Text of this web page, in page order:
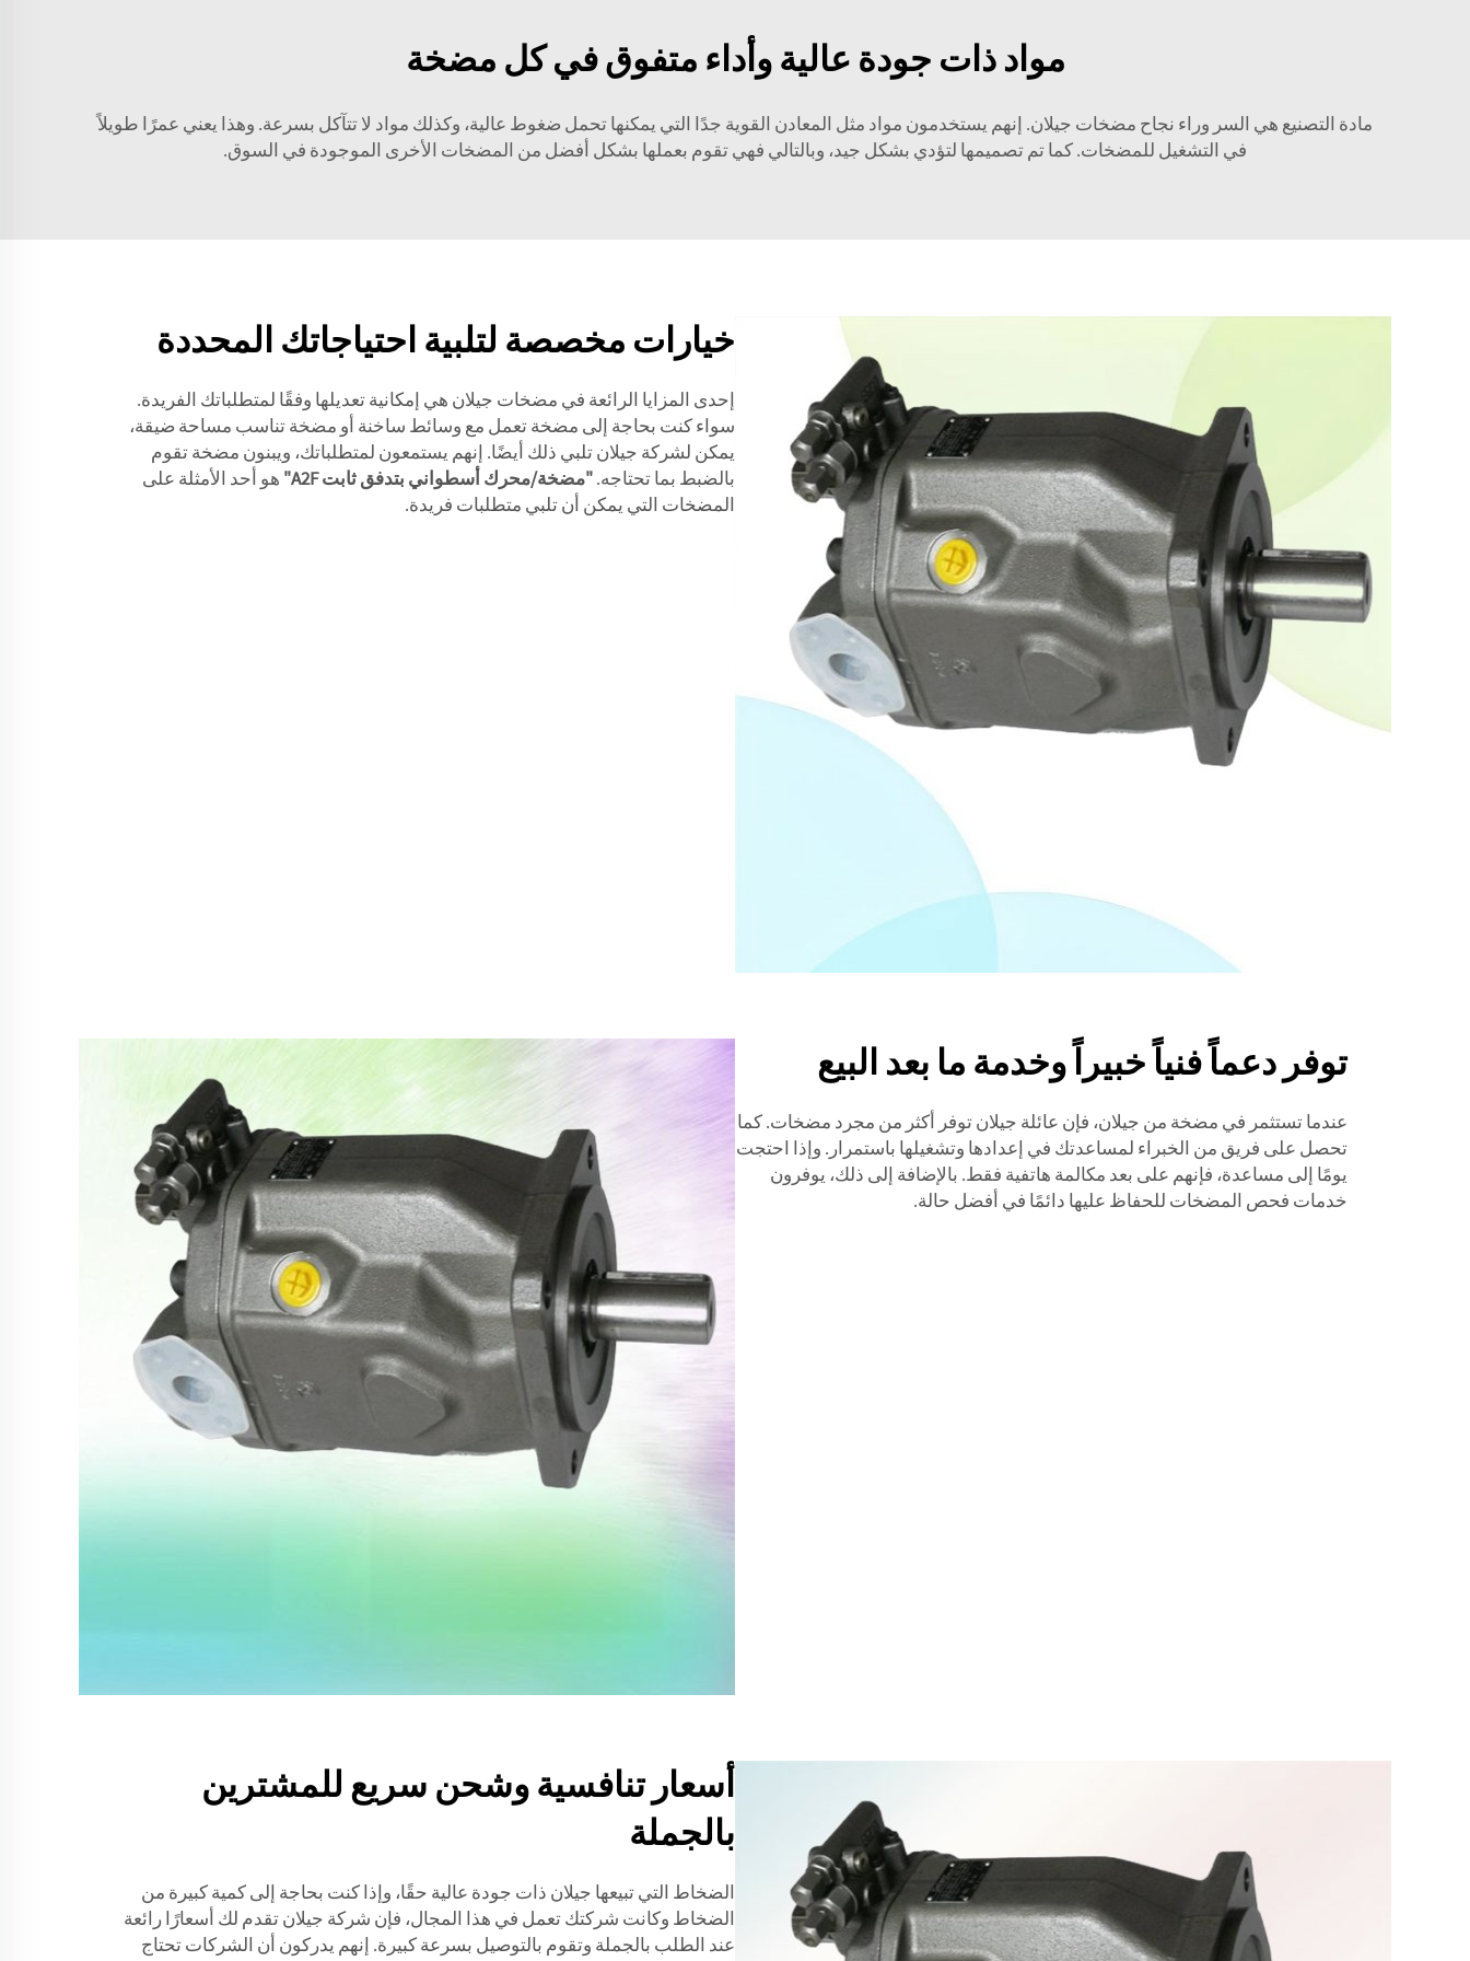
مواد ذات جودة عالية وأداء متفوق في كل مضخة
مادة التصنيع هي السر وراء نجاح مضخات جيلان. إنهم يستخدمون مواد مثل المعادن القوية جدًا التي يمكنها تحمل ضغوط عالية، وكذلك مواد لا تتآكل بسرعة. وهذا يعني عمرًا طويلاً
في التشغيل للمضخات. كما تم تصميمها لتؤدي بشكل جيد، وبالتالي فهي تقوم بعملها بشكل أفضل من المضخات الأخرى الموجودة في السوق.
خيارات مخصصة لتلبية احتياجاتك المحددة
إحدى المزايا الرائعة في مضخات جيلان هي إمكانية تعديلها وفقًا لمتطلباتك الفريدة.
سواء كنت بحاجة إلى مضخة تعمل مع وسائط ساخنة أو مضخة تناسب مساحة ضيقة،
يمكن لشركة جيلان تلبي ذلك أيضًا. إنهم يستمعون لمتطلباتك، ويبنون مضخة تقوم
بالضبط بما تحتاجه."مضخة/محرك أسطواني بتدفق ثابت A2F"
هو أحد الأمثلة على
المضخات التي يمكن أن تلبي متطلبات فريدة.
توفر دعماً فنياً خبيراً وخدمة ما بعد البيع
عندما تستثمر في مضخة من جيلان، فإن عائلة جيلان توفر أكثر من مجرد مضخات. كما
تحصل على فريق من الخبراء لمساعدتك في إعدادها وتشغيلها باستمرار. وإذا احتجت
يومًا إلى مساعدة، فإنهم على بعد مكالمة هاتفية فقط. بالإضافة إلى ذلك، يوفرون
خدمات فحص المضخات للحفاظ عليها دائمًا في أفضل حالة.
أسعار تنافسية وشحن سريع للمشترين
بالجملة
الضخاط التي تبيعها جيلان ذات جودة عالية حقًا، وإذا كنت بحاجة إلى كمية كبيرة من
الضخاط وكانت شركتك تعمل في هذا المجال، فإن شركة جيلان تقدم لك أسعارًا رائعة
عند الطلب بالجملة وتقوم بالتوصيل بسرعة كبيرة. إنهم يدركون أن الشركات تحتاج